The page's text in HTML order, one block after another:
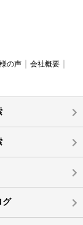
の声
会社概要
グ